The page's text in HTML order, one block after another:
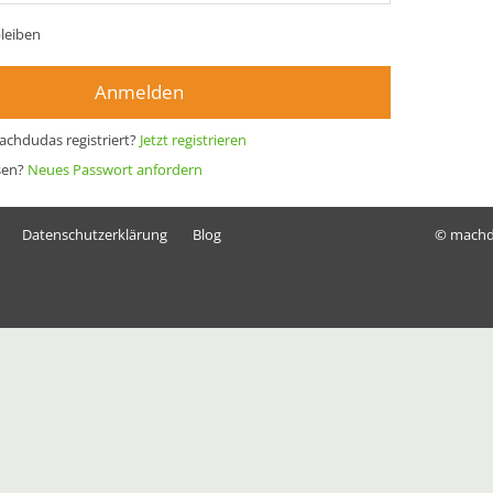
Anmelden
registriert? Jetzt registrieren
Neues Passwort anfordern
Datenschutzerklärung Blog ©